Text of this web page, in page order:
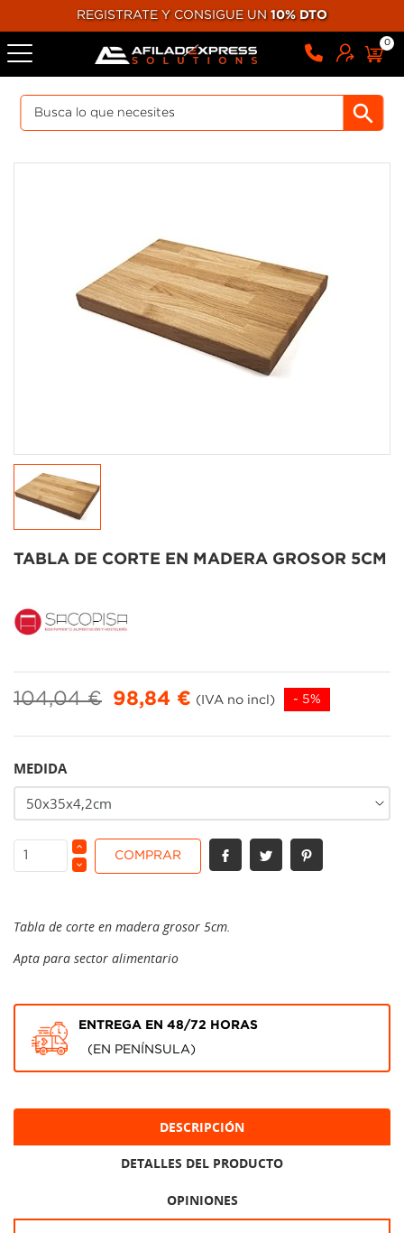
REGISTRATE Y CONSIGUE UN 10% DTO
0
TABLA DE CORTE EN MADERA GROSOR 5CM
104,04 € 98,84 € (IVA no incl) - 5%
MEDIDA
COMPRAR
Tabla de corte en madera grosor 5cm.
Apta para sector alimentario
ENTREGA EN 48/72 HORAS
(EN PENÍNSULA)
DESCRIPCIÓN
DETALLES DEL PRODUCTO
OPINIONES